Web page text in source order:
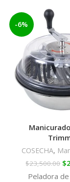
-6%
COSECHA,
$23,500.00 $
Peladora